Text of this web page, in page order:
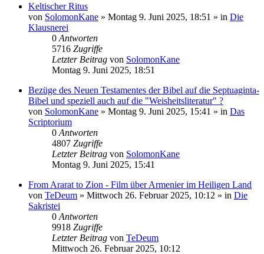
Keltischer Ritus
von SolomonKane » Montag 9. Juni 2025, 18:51 » in Die
Klausnerei
0 Antworten
5716 Zugriffe
Letzter Beitrag von SolomonKane
Montag 9. Juni 2025, 18:51
Bezüge des Neuen Testamentes der Bibel auf die Septuaginta-
Bibel und speziell auch auf die "Weisheitsliteratur" ?
von SolomonKane » Montag 9. Juni 2025, 15:41 » in Das
Scriptorium
0 Antworten
4807 Zugriffe
Letzter Beitrag von SolomonKane
Montag 9. Juni 2025, 15:41
From Ararat to Zion - Film über Armenier im Heiligen Land
von TeDeum » Mittwoch 26. Februar 2025, 10:12 » in Die
Sakristei
0 Antworten
9918 Zugriffe
Letzter Beitrag von TeDeum
Mittwoch 26. Februar 2025, 10:12